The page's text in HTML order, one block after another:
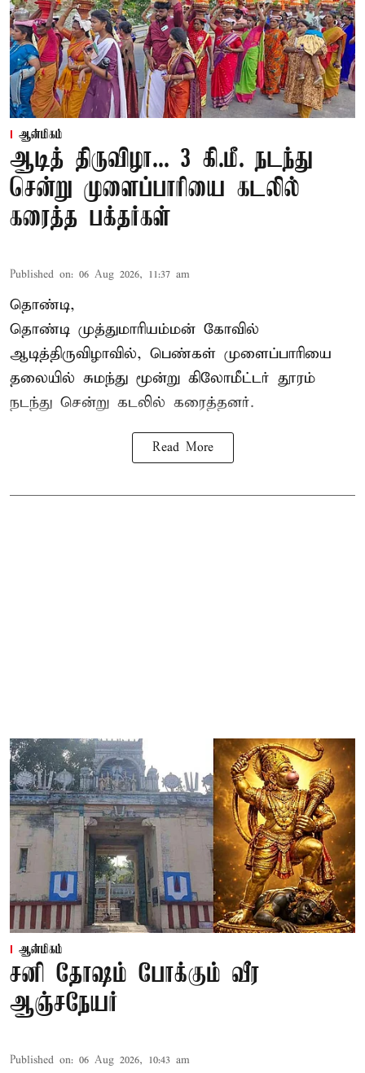
ஆன்மிகம்
ஆடித் திருவிழா... 3 கி.மீ. நடந்து
சென்று முளைப்பாரியை கடலில்
கரைத்த பக்தர்கள்
Published on: 06 Aug 2026, 11:37 am
தொண்டி,
தொண்டி முத்துமாரியம்மன் கோவில்
ஆடித்திருவிழாவில், பெண்கள் முளைப்பாரியை
தலையில் சுமந்து மூன்று கிலோமீட்டர் தூரம்
நடந்து சென்று கடலில் கரைத்தனர்.
Read More
ஆன்மிகம்
சனி தோஷம் போக்கும் வீர
ஆஞ்சநேயர்
Published on: 06 Aug 2026, 10:43 am